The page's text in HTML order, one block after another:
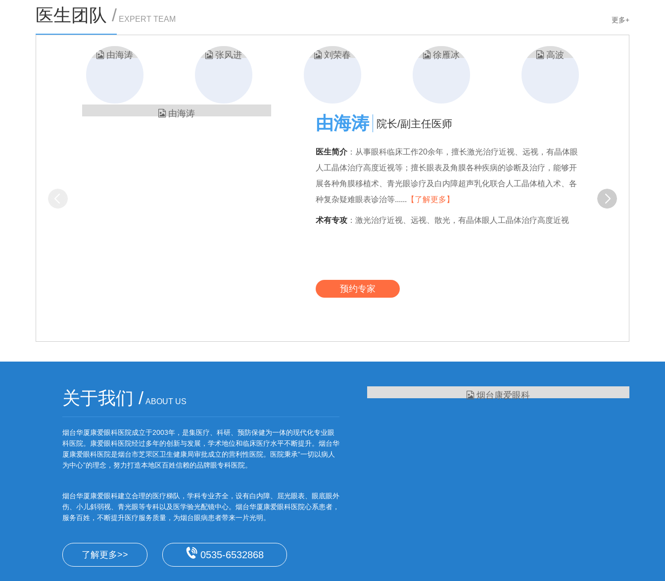
医生团队 / EXPERT TEAM 更多+
张风进 主任医师
医生简介 ：从事眼科临床、教学、科研工作30余年，在国内眼科杂志上发表
论文20余篇，科研成果2项，对白内障、青光眼、屈光不正及老花眼矫正的治
疗拥有丰富的临床经验...【了解更多】
术有专攻：白内障、青光眼、屈光不正及老花眼矫正的治疗
预约专家
关于我们 / ABOUT US
烟台华厦康爱眼科医院成立于2003年，是集医疗、科研、预防保健为一体的现代化专业眼
科医院。康爱眼科医院经过多年的创新与发展，学术地位和临床医疗水平不断提升。烟台华
厦康爱眼科医院是烟台市芝罘区卫生健康局审批成立的营利性医院。医院秉承“一切以病人
为中心”的理念，努力打造本地区百姓信赖的品牌眼专科医院。
烟台华厦康爱眼科建立合理的医疗梯队，学科专业齐全，设有白内障、屈光眼表、眼底眼外
伤、小儿斜弱视、青光眼等专科以及医学验光配镜中心。烟台华厦康爱眼科医院心系患者，
服务百姓，不断提升医疗服务质量，为烟台眼病患者带来一片光明。
了解更多>> 0535-6532868